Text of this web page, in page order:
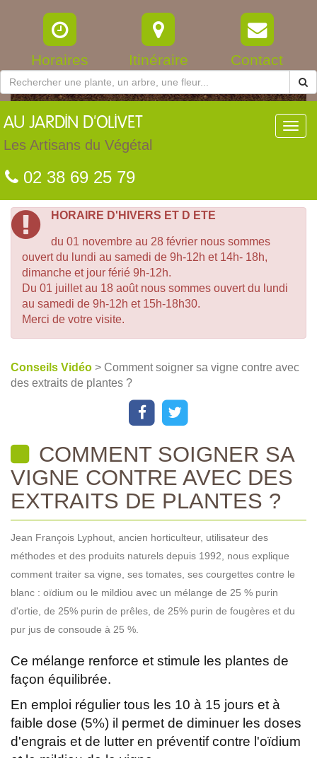
Horaires Itinéraire Contact
AU JARDIN D'OLIVET
Les Artisans du Végétal
02 38 69 25 79
HORAIRE D'HIVERS ET D ETE
du 01 novembre au 28 février nous sommes
ouvert du lundi au samedi de 9h-12h et 14h- 18h,
dimanche et jour férié 9h-12h.
Du 01 juillet au 18 août nous sommes ouvert du lundi
au samedi de 9h-12h et 15h-18h30.
Merci de votre visite.
Conseils Vidéo > Comment soigner sa vigne contre avec
des extraits de plantes ?
COMMENT SOIGNER SA
VIGNE CONTRE AVEC DES
EXTRAITS DE PLANTES ?
Jean François Lyphout, ancien horticulteur, utilisateur des
méthodes et des produits naturels depuis 1992, nous explique
comment traiter sa vigne, ses tomates, ses courgettes contre le
blanc : oïdium ou le mildiou avec un mélange de 25 % purin
d'ortie, de 25% purin de prêles, de 25% purin de fougères et du
pur jus de consoude à 25 %.
Ce mélange renforce et stimule les plantes de
façon équilibrée.
En emploi régulier tous les 10 à 15 jours et à
faible dose (5%) il permet de diminuer les doses
d'engrais et de lutter en préventif contre l'oïdium